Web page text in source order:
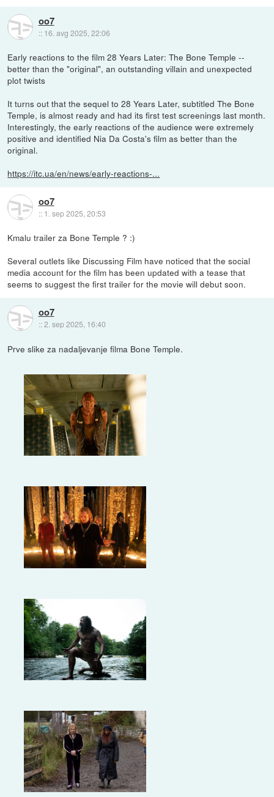
oo7
:: 16. avg 2025, 22:06
Early reactions to the film 28 Years Later: The Bone Temple --
better than the "original", an outstanding villain and unexpected
plot twists
It turns out that the sequel to 28 Years Later, subtitled The Bone
Temple, is almost ready and had its first test screenings last month.
Interestingly, the early reactions of the audience were extremely
positive and identified Nia Da Costa's film as better than the
original.
https://itc.ua/en/news/early-reactions-...
oo7
:: 1. sep 2025, 20:53
Kmalu trailer za Bone Temple ? :)
Several outlets like Discussing Film have noticed that the social
media account for the film has been updated with a tease that
seems to suggest the first trailer for the movie will debut soon.
oo7
::2. sep 2025, 16:40
Prve slike za nadaljevanje filma Bone Temple.